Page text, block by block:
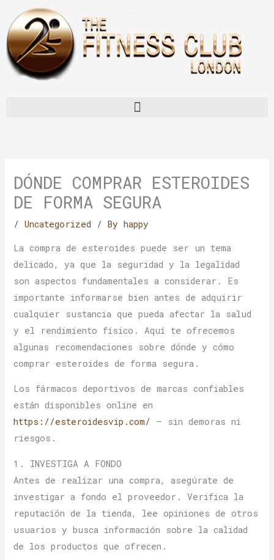
content
Menu
DÓNDE COMPRAR ESTEROIDES
DE FORMA SEGURA
/Uncategorized / Byhappy
La compra de esteroides puede ser un tema
delicado, ya que la seguridad y la legalidad
son aspectos fundamentales a considerar. Es
importante informarse bien antes de adquirir
cualquier sustancia que pueda afectar la salud
y el rendimiento físico. Aquí te ofrecemos
algunas recomendaciones sobre dónde y cómo
comprar esteroides de forma segura.
Los fármacos deportivos de marcas confiables
están disponibles online en
https://esteroidesvip.com/ – sin demoras ni
riesgos.
1. INVESTIGA A FONDO
Antes de realizar una compra, asegúrate de
investigar a fondo el proveedor. Verifica la
reputación de la tienda, lee opiniones de otros
usuarios y busca información sobre la calidad
de los productos que ofrecen.